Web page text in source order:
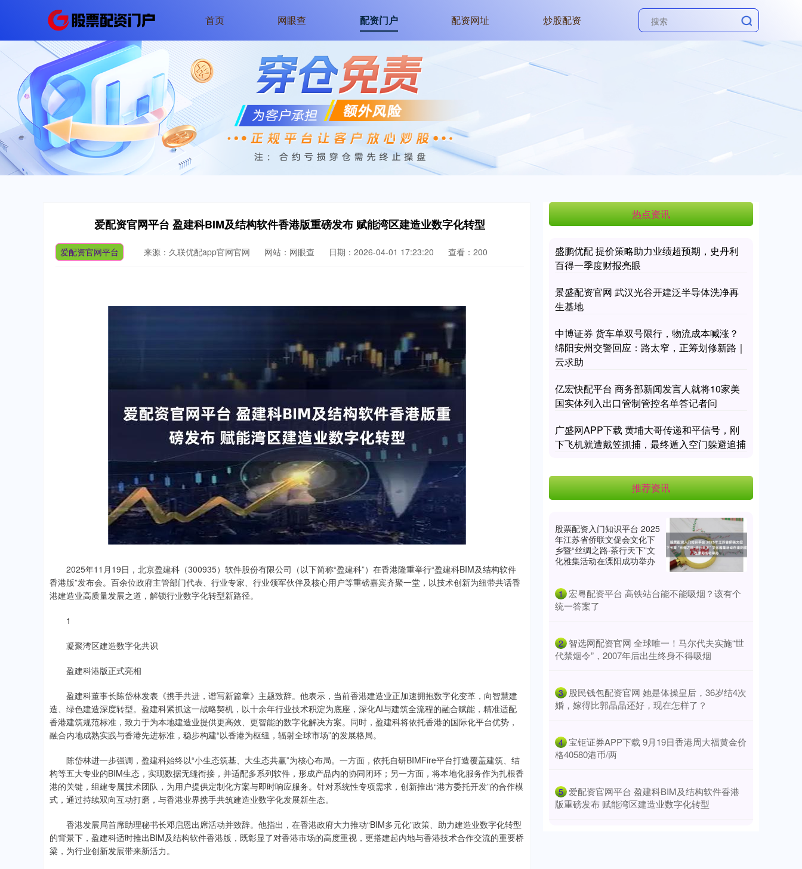
首页 网眼查 配资门户 配资网址 炒股配资
爱配资官网平台 盈建科BIM及结构软件香港版重磅发布 赋能湾区建造业数字化转型
爱配资官网平台 来源：久联优配app官网官网 网站：网眼查 日期：2026-04-01 17:23:20 查看：200
2025年11月19日，北京盈建科（300935）软件股份有限公司（以下简称“盈建科”）在香港隆重举行“盈建科BIM及结构软件
香港版”发布会。百余位政府主管部门代表、行业专家、行业领军伙伴及核心用户等重磅嘉宾齐聚一堂，以技术创新为纽带共话香
港建造业高质量发展之道，解锁行业数字化转型新路径。
1
凝聚湾区建造数字化共识
盈建科港版正式亮相
盈建科董事长陈岱林发表《携手共进，谱写新篇章》主题致辞。他表示，当前香港建造业正加速拥抱数字化变革，向智慧建
造、绿色建造深度转型。盈建科紧抓这一战略契机，以十余年行业技术积淀为底座，深化AI与建筑全流程的融合赋能，精准适配
香港建筑规范标准，致力于为本地建造业提供更高效、更智能的数字化解决方案。同时，盈建科将依托香港的国际化平台优势，
融合内地成熟实践与香港先进标准，稳步构建“以香港为枢纽，辐射全球市场”的发展格局。
陈岱林进一步强调，盈建科始终以“小生态筑基、大生态共赢”为核心布局。一方面，依托自研BIMFire平台打造覆盖建筑、结
构等五大专业的BIM生态，实现数据无缝衔接，并适配多系列软件，形成产品内的协同闭环；另一方面，将本地化服务作为扎根香
港的关键，组建专属技术团队，为用户提供定制化方案与即时响应服务。针对系统性专项需求，创新推出“港方委托开发”的合作模
式，通过持续双向互动打磨，与香港业界携手共筑建造业数字化发展新生态。
香港发展局首席助理秘书长邓启恩出席活动并致辞。他指出，在香港政府大力推动“BIM多元化”政策、助力建造业数字化转型
的背景下，盈建科适时推出BIM及结构软件香港版，既彰显了对香港市场的高度重视，更搭建起内地与香港技术合作交流的重要桥
梁，为行业创新发展带来新活力。
热点资讯
盛鹏优配 提价策略助力业绩超预期，史丹利
百得一季度财报亮眼
景盛配资官网 武汉光谷开建泛半导体洗净再
生基地
中博证券 货车单双号限行，物流成本喊涨？
绵阳安州交警回应：路太窄，正筹划修新路｜
云求助
亿宏快配平台 商务部新闻发言人就将10家美
国实体列入出口管制管控名单答记者问
广盛网APP下载 黄埔大哥传递和平信号，刚
下飞机就遭戴笠抓捕，最终遁入空门躲避追捕
推荐资讯
股票配资入门知识平台 2025
年江苏省侨联文促会文化下
乡暨“丝绸之路·茶行天下”文
化雅集活动在溧阳成功举办
1 ​宏粤配资平台 高铁站台能不能吸烟？该有个
统一答案了
2 ​智选网配资官网 全球唯一！马尔代夫实施“世
代禁烟令”，2007年后出生终身不得吸烟
3 ​股民钱包配资官网 她是体操皇后，36岁结4次
婚，嫁得比郭晶晶还好，现在怎样了？
4 ​宝钜证券APP下载 9月19日香港周大福黄金价
格40580港币/两
5 ​爱配资官网平台 盈建科BIM及结构软件香港
版重磅发布 赋能湾区建造业数字化转型